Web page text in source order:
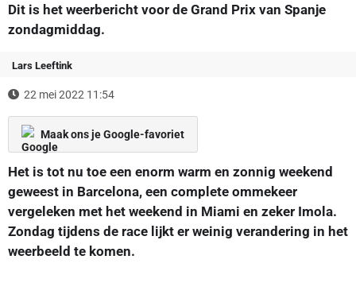
Dit is het weerbericht voor de Grand Prix van Spanje
zondagmiddag.
Lars Leeftink
22 mei 2022 11:54
Maak ons je Google-favoriet
Het is tot nu toe een enorm warm en zonnig weekend
geweest in Barcelona, een complete ommekeer
vergeleken met het weekend in Miami en zeker Imola.
Zondag tijdens de race lijkt er weinig verandering in het
weerbeeld te komen.